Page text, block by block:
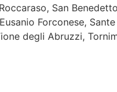
San
Forconese,
degli Abruzzi,